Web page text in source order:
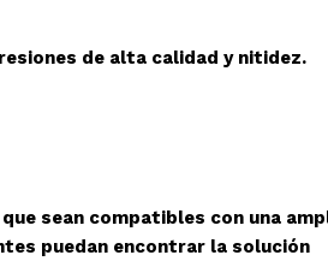
de alta calidad y nitidez.
sean compatibles con una
puedan encontrar la solución